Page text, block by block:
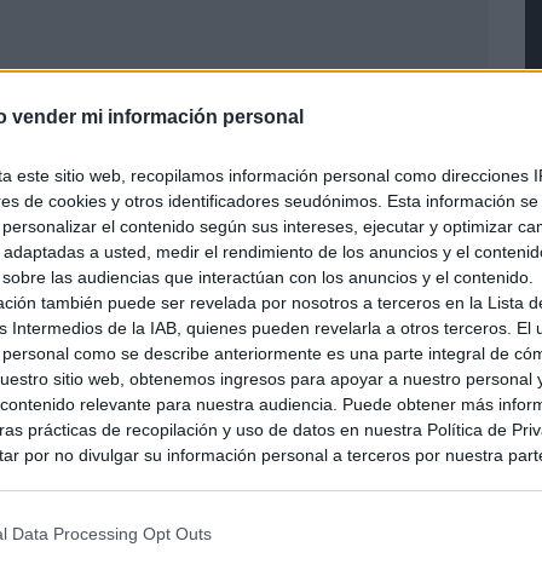
vender mi información personal
este sitio web, recopilamos información personal como direcciones
de cookies y otros identificadores seudónimos. Esta información
el contenido según sus intereses, ejecutar y optimizar
adaptadas a usted, medir el rendimiento de los anuncios y el
las audiencias que interactúan con los anuncios y el contenido.
también puede ser revelada por nosotros a terceros en la Lista
Intermedios de la IAB, quienes pueden revelarla a otros terceros. El
como se describe anteriormente es una parte integral de
sitio web, obtenemos ingresos para apoyar a nuestro personal
relevante para nuestra audiencia. Puede obtener más
prácticas de recopilación y uso de datos en nuestra Política de
por no divulgar su información personal a terceros por nuestra
en la información personal utilizada por nosotros o en
Data Processing Opt Outs
Fortune’s Weave
de ratón de los Joy-
2